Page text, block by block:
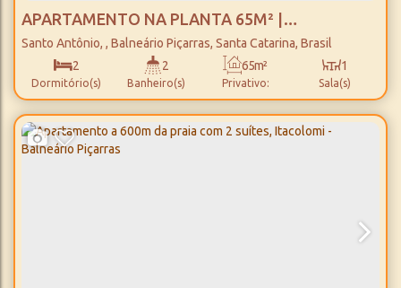
APARTAMENTO NA PLANTA 65M² |
RESIDENCIAL FLUIR - BALNEÁRIO PIÇARRAS
Santo Antônio , Balneário Piçarras, Santa Catarina, Brasil
2
Dormitório(s)
2
Banheiro(s) Privativo:
65m² 1
Sala(s)
1
Suíte(s) Total:
72m² 1
Vaga(s)